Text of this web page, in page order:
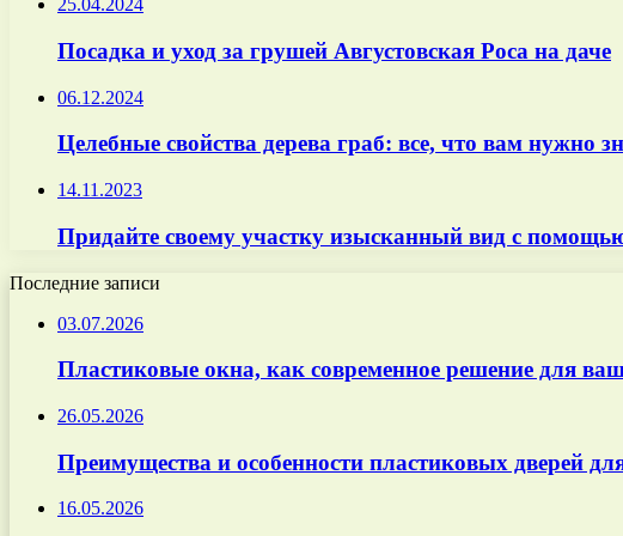
25.04.2024
Посадка и уход за грушей Августовская Роса на даче
06.12.2024
Целебные свойства дерева граб: все, что вам нужно
14.11.2023
Придайте своему участку изысканный вид с
Последние записи
03.07.2026
Пластиковые окна, как современное решение для
26.05.2026
Преимущества и особенности пластиковых дверей
16.05.2026